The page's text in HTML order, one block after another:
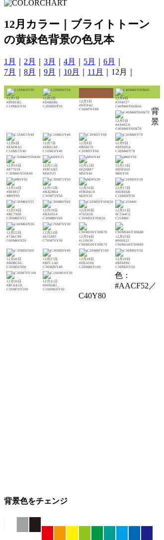
12月カラー｜ブライトトーン
の黄緑色背景の色見本
1月 2月 3月 4月 5月 6月
7月
8月 9月 10月 11月 ｜12月｜
12月1日
#E9D1B5
C10M20Y30
12月2日
#D4B686
C20M30Y50
12月3日
#945F42
C50M70Y80
12月4日
#594F37
C40M40Y60K60
12月5日
#4A402A
C40M40Y60K70
12月6日
#EAD9A5
C10M15Y40
12月7日
#EBE1A9
C10M10Y40
12月8日
#BFA670
C30M35Y60
12月9日
#BF9D5A
C30M40Y70
12月10日
#877059
C30M40Y50K40
12月11日
#F8C6B5
M30Y25
12月12日
#F29B87
M50Y40
12月13日
#EF856D
M60Y50
12月14日
#E83817
M90Y95
12月15日
#BA5B64
C30M75Y50
12月16日
#FBDAC8
M20Y20
12月17日
#E6BFAB
C10M30Y30
12月18日
#BC7968
C30M60Y55
12月19日
#BA5054
C30M80Y60
12月20日
#76565E
C30M50Y30K50
12月21日
#C5A4CC
C25M40
12月22日
#7A6C99
C60M60Y20
12月23日
#655883
C70M70Y30
12月24日
#110030
C90M100Y30K70
12月25日
#000022
C90M100Y30K80
12月26日
#BD8C66
C30M50Y60
12月27日
#BFC1A0
C30M20Y40
12月28日
#D3A100
C20M40Y100
12月29日
#BFAF86
C30M30Y50
12月30日
#BC641D
C30M70Y100
12月31日
#0096B2
C100M10Y30
背
景
色：
#AACF52／
C40Y80
背景色をチェンジ